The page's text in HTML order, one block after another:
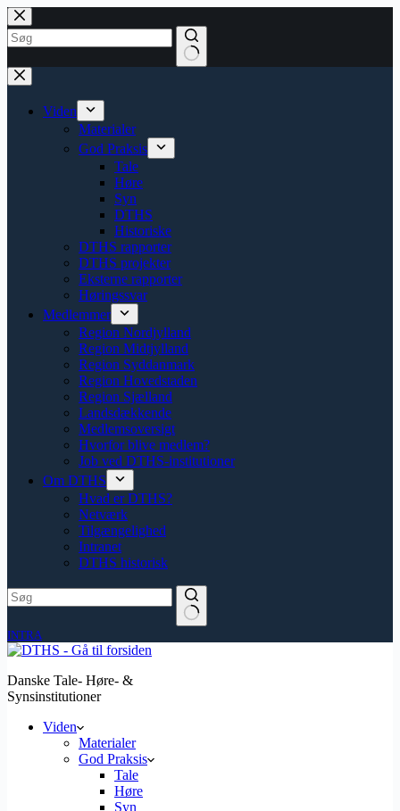
Spring
til
indhold
siden
Ingen
resultater
Viden
Materialer
God Praksis
Tale
Høre
Syn
DTHS
Historiske
DTHS rapporter
DTHS projekter
Eksterne rapporter
Høringssvar
Medlemmer
Region Nordjylland
Region Midtjylland
Region Syddanmark
Region Hovedstaden
Region Sjælland
Landsdækkende
Medlemsoversigt
Hvorfor blive medlem?
Job ved DTHS-institutioner
Om DTHS
Hvad er DTHS?
Netværk
Tilgængelighed
Intranet
DTHS historisk
INTRA
Danske Tale- Høre- &
Synsinstitutioner
Viden
Materialer
God Praksis
Tale
Høre
Syn